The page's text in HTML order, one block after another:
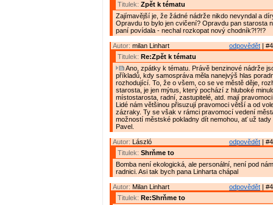
Titulek: Zpět k tématu
Zajímavější je, že žádné nádrže nikdo nevyndal a
Opravdu to bylo jen cvičení? Opravdu pan starosta
paní povídala - nechal rozkopat nový chodník?!?!?
odpovědět |
Autor: milan Linhart
Titulek: Re:Zpět k tématu
Ano, zpátky k tématu. Právě benzinové nádrže
příkladů, kdy samospráva měla nanejvýš hlas
rozhodující. To, že o všem, co se ve městě děje,
starosta, je jen mýtus, který pochází z hluboké
místostarosta, radní, zastupitelé, atd. mají
Lidé nám většinou přisuzují pravomoci větší a od
zázraky. Ty se však v rámci pravomocí vedení
možností městské pokladny dít nemohou, ať už tady
Pavel.
odpovědět |
Autor: László
Titulek: Shrňme to
Bomba není ekologická, ale personální, není pod
radnici. Asi tak bych pana Linharta chápal
odpovědět |
Autor: Milan Linhart
Titulek: Re:Shrňme to